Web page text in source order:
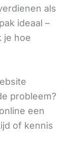
als
ideaal –
je hoe
probleem?
een
of kennis